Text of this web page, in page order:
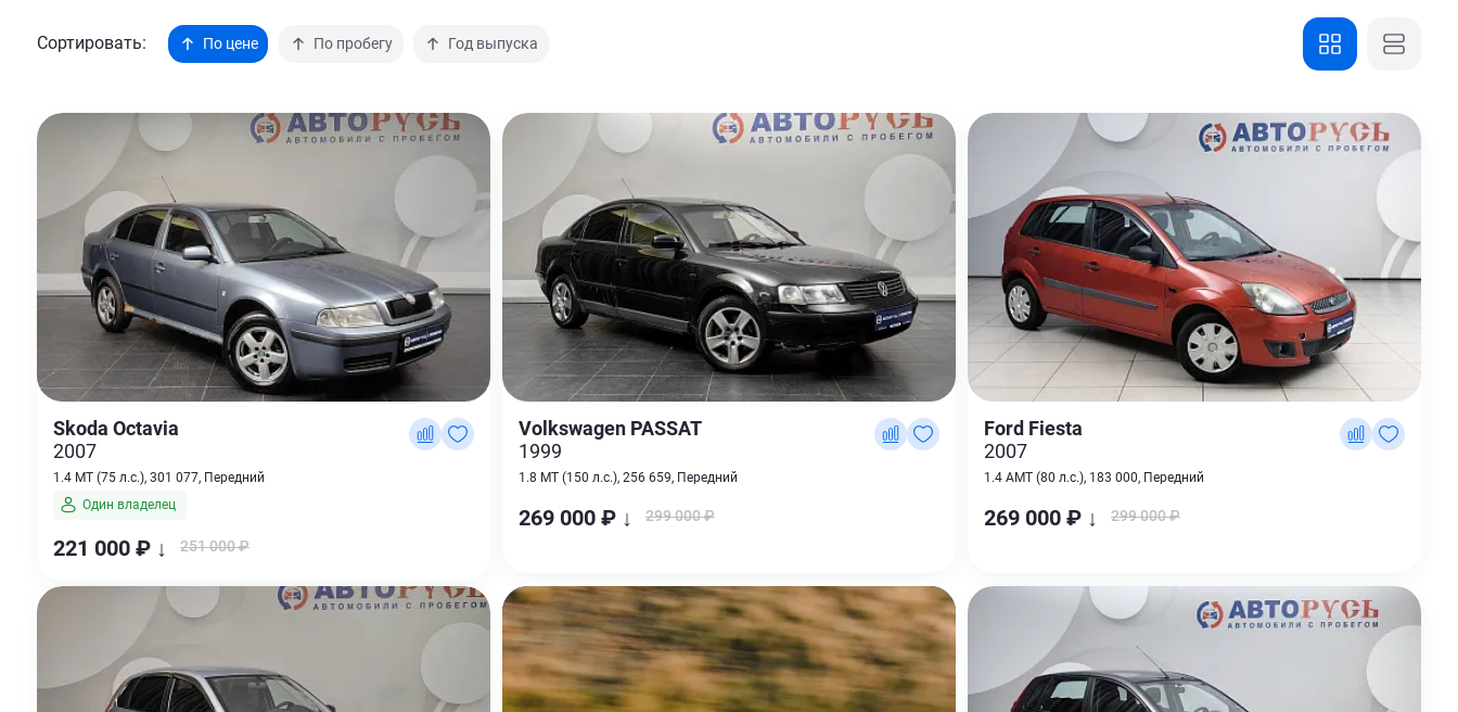
Сортировать: По цене По пробегу Год выпуска
Skoda Octavia
2007
1.4 MT (75 л.с.), 301 077, Передний
Один владелец
221 000 ₽ ↓ 251 000 ₽
Volkswagen PASSAT
1999
1.8 MT (150 л.с.), 256 659, Передний
269 000 ₽ ↓ 299 000 ₽
Ford Fiesta
2007
1.4 AMT (80 л.с.), 183 000, Передний
269 000 ₽ ↓ 299 000 ₽